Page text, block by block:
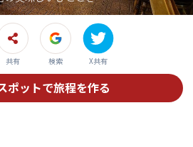
共有 検索 X共有
ポットで旅程を作る